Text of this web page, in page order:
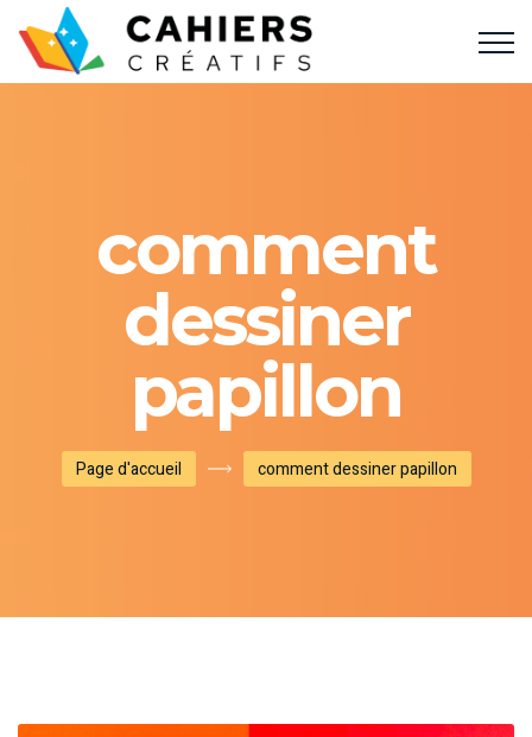
comment
dessiner
papillon
Page d'accueil comment dessiner papillon